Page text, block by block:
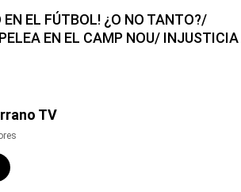
EN EL FÚTBOL! ¿O NO TANTO?/
EN EL CAMP NOU/ INJUSTICIA
TV